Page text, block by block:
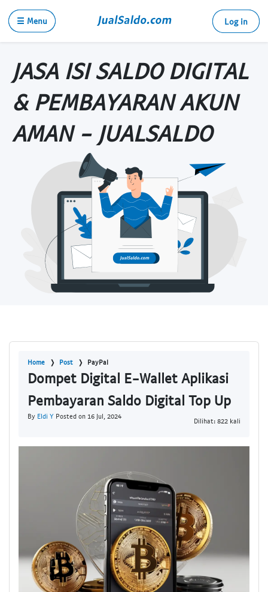
☰ Menu Log in
JASA ISI SALDO DIGITAL
& PEMBAYARAN AKUN
AMAN - JUALSALDO
Home Post PayPal
Dompet Digital E-Wallet Aplikasi
Pembayaran Saldo Digital Top Up
By Eldi Y Posted on 16 Jul, 2024
Dilihat: 822 kali